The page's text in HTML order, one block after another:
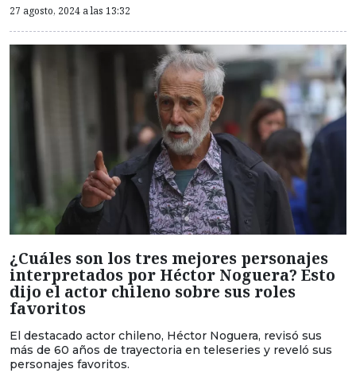
27 agosto, 2024 a las 13:32
¿Cuáles son los tres mejores personajes
interpretados por Héctor Noguera? Esto
dijo el actor chileno sobre sus roles
favoritos
El destacado actor chileno, Héctor Noguera, revisó sus
más de 60 años de trayectoria en teleseries y reveló sus
personajes favoritos.